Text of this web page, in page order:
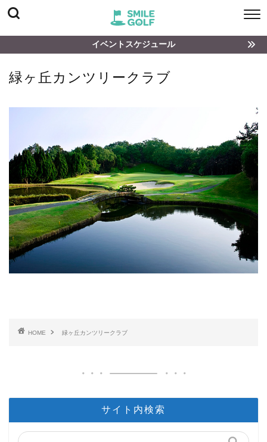
イベントスケジュール
緑ヶ丘カンツリークラブ
HOME 緑ヶ丘カンツリークラブ
サイト内検索